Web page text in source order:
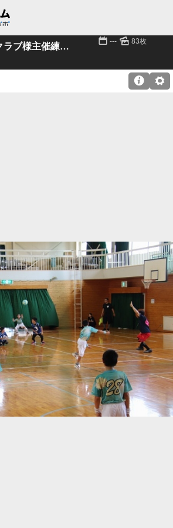
大福ドッジボールクラブ様主催練習試合 📅 --- 🌄 83枚
⚙
